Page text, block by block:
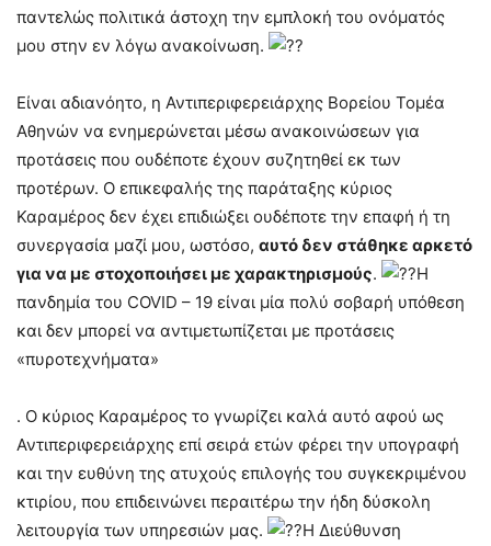
παντελώς πολιτικά άστοχη την εμπλοκή του ονόματός
μου στην εν λόγω ανακοίνωση.
Είναι αδιανόητο, η Αντιπεριφερειάρχης Βορείου Τομέα
Αθηνών να ενημερώνεται μέσω ανακοινώσεων για
προτάσεις που ουδέποτε έχουν συζητηθεί εκ των
προτέρων. Ο επικεφαλής της παράταξης κύριος
Καραμέρος δεν έχει επιδιώξει ουδέποτε την επαφή ή τη
συνεργασία μαζί μου, ωστόσο, αυτό δεν στάθηκε αρκετό
για να με στοχοποιήσει με χαρακτηρισμούς.
Η
πανδημία του COVID – 19 είναι μία πολύ σοβαρή υπόθεση
και δεν μπορεί να αντιμετωπίζεται με προτάσεις
«πυροτεχνήματα»
. Ο κύριος Καραμέρος το γνωρίζει καλά αυτό αφού ως
Αντιπεριφερειάρχης επί σειρά ετών φέρει την υπογραφή
και την ευθύνη της ατυχούς επιλογής του συγκεκριμένου
κτιρίου, που επιδεινώνει περαιτέρω την ήδη δύσκολη
λειτουργία των υπηρεσιών μας.
Η Διεύθυνση